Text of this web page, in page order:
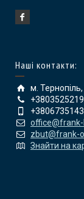
Наші контакти:
м.
zbut@frank-
Знайти на